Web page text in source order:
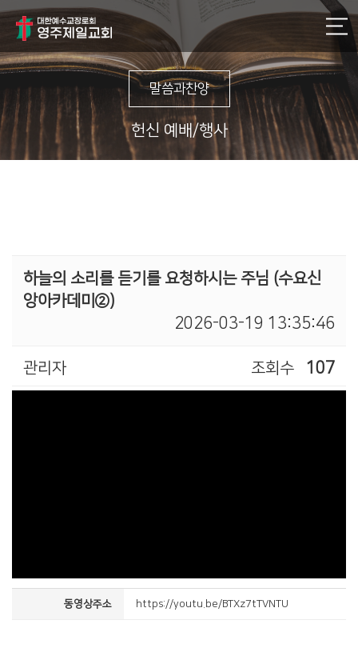
말씀과찬양
헌신 예배/행사
하늘의 소리를 듣기를 요청하시는 주님 (수요신
앙아카데미②)
2026-03-19 13:35:46
관리자 조회수 107
동영상주소 https://youtu.be/BTXz7tTVNTU